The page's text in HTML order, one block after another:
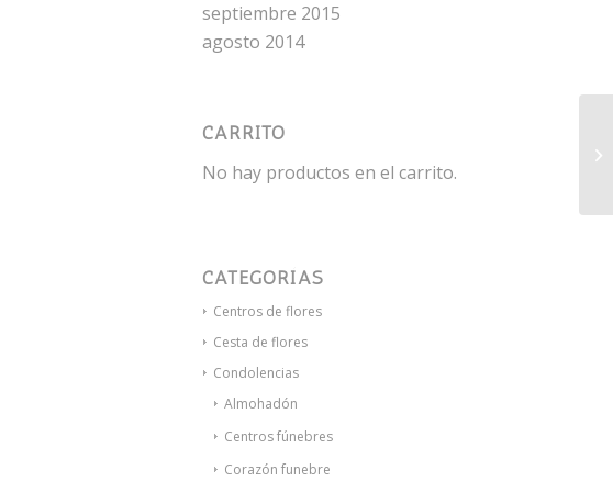
septiembre 2015
agosto 2014
CARRITO
No hay productos en el carrito.
CATEGORÍAS
Centros de flores
Cesta de flores
Condolencias
Almohadón
Centros fúnebres
Corazón funebre